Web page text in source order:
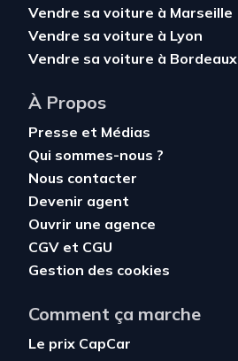
Vendre sa voiture à Marseille
Vendre sa voiture à Lyon
Vendre sa voiture à Bordeaux
À Propos
Presse et Médias
Qui sommes-nous ?
Nous contacter
Devenir agent
Ouvrir une agence
CGV et CGU
Gestion des cookies
Comment ça marche
Le prix CapCar